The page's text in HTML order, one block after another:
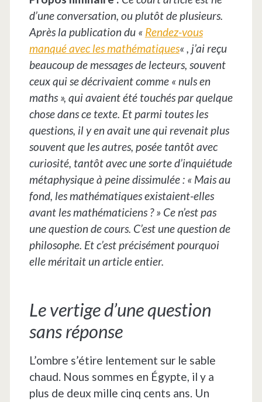
d’une conversation, ou plutôt de plusieurs.
Après la publication du « Rendez-vous
manqué avec les mathématiques« , j’ai reçu
beaucoup de messages de lecteurs, souvent
ceux qui se décrivaient comme « nuls en
maths », qui avaient été touchés par quelque
chose dans ce texte. Et parmi toutes les
questions, il y en avait une qui revenait plus
souvent que les autres, posée tantôt avec
curiosité, tantôt avec une sorte d’inquiétude
métaphysique à peine dissimulée : « Mais au
fond, les mathématiques existaient-elles
avant les mathématiciens ? » Ce n’est pas
une question de cours. C’est une question de
philosophe. Et c’est précisément pourquoi
elle méritait un article entier.
Le vertige d’une question
sans réponse
L’ombre s’étire lentement sur le sable
chaud. Nous sommes en Égypte, il y a
plus de deux mille cinq cents ans. Un